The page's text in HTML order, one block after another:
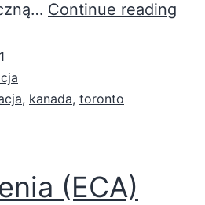
Continue reading
, kanada, toronto
(ECA)